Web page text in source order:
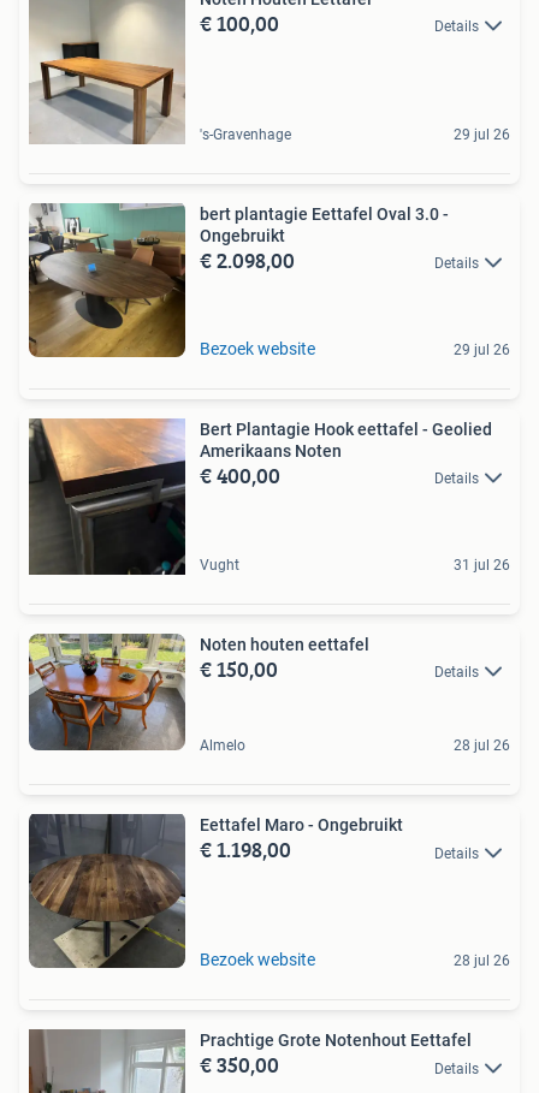
€ 100,00 Details
's-Gravenhage 29 jul 26
bert plantagie Eettafel Oval 3.0 -
Ongebruikt
€ 2.098,00 Details
Bezoek website 29 jul 26
Bert Plantagie Hook eettafel - Geolied
Amerikaans Noten
€ 400,00 Details
Vught 31 jul 26
Noten houten eettafel
€ 150,00 Details
Almelo 28 jul 26
Eettafel Maro - Ongebruikt
€ 1.198,00 Details
Bezoek website 28 jul 26
Prachtige Grote Notenhout Eettafel
€ 350,00 Details